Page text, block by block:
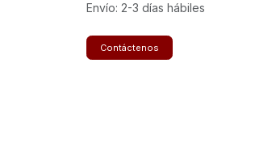
Envío: 2-3 días hábiles
Contáctenos